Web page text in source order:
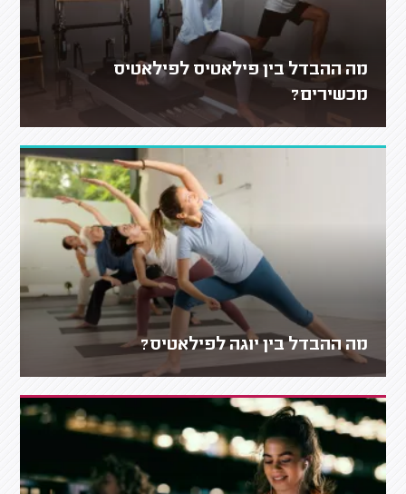
מה ההבדל בין פילאטיס לפילאטיס
מכשירים?
מה ההבדל בין יוגה לפילאטיס?